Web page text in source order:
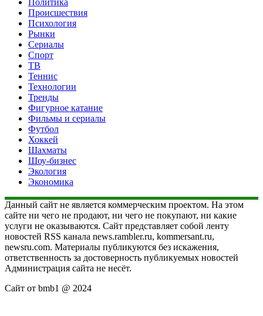
Происшествия
Психология
Рынки
Сериалы
Спорт
ТВ
Теннис
Технологии
Тренды
Фигурное катание
Фильмы и сериалы
Футбол
Хоккей
Шахматы
Шоу-бизнес
Экология
Экономика
Данный сайт не является коммерческим проектом. На этом
сайте ни чего не продают, ни чего не покупают, ни какие
услуги не оказываются. Сайт представляет собой ленту
новостей RSS канала news.rambler.ru, kommersant.ru,
newsru.com. Материалы публикуются без искажения,
ответственность за достоверность публикуемых новостей
Администрация сайта не несёт.
Сайт от bmb1 @ 2024